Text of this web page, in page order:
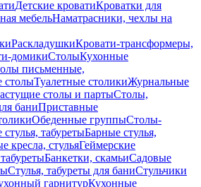
Детские кроватиКроватки для
мебельНаматрасники, чехлы на
РаскладушкиКровати-трансформеры,
домикиСтолыКухонные
письменные,
столыТуалетные столикиЖурнальные
столы и партыСтолы,
баниПриставные
Обеденные группыСтолы-
табуретыБарные стулья,
кресла, стульяГеймерские
Банкетки, скамьиСадовые
Стулья, табуреты для баниСтульчики
гарнитурКухонные